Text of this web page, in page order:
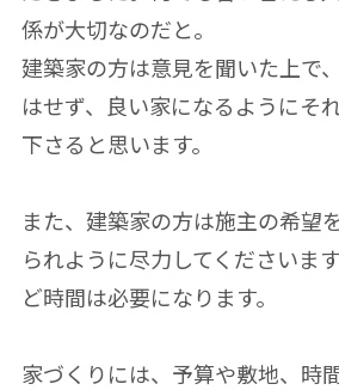
係が大切なのだと。
建築家の方は意見を聞いた上で
はせず、良い家になるようにそ
下さると思います。
また、建築家の方は施主の希望
られように尽力してくださいま
ど時間は必要になります。
家づくりには、予算や敷地、時